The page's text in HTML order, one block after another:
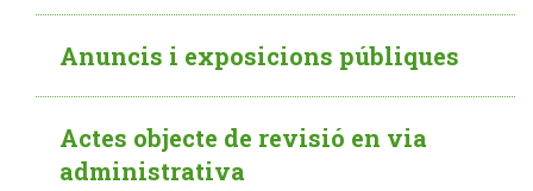
Anuncis i exposicions públiques
Actes objecte de revisió en via
administrativa